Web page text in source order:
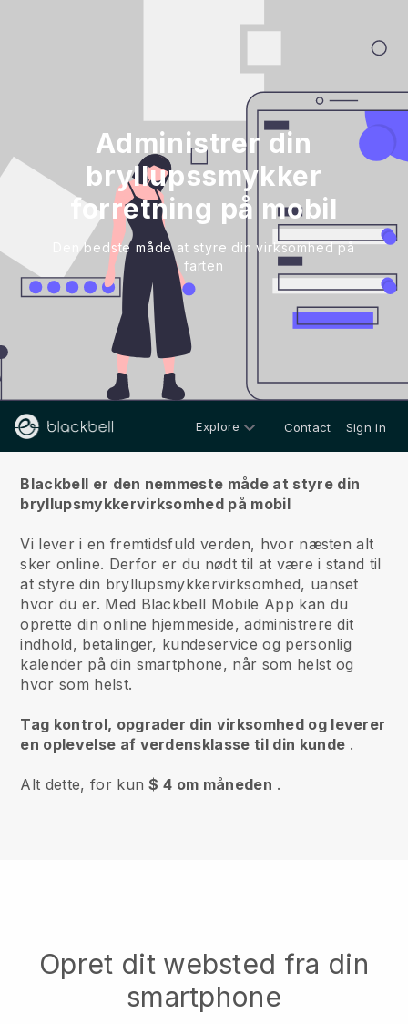
Administrer din
bryllupssmykker
forretning på mobil
Den bedste måde at styre din virksomhed på
farten
Explore Contact Sign in
Blackbell er den nemmeste måde at styre din
bryllupsmykkervirksomhed på mobil
Vi lever i en fremtidsfuld verden, hvor næsten alt
sker online. Derfor er du nødt til at være i stand til
at styre din bryllupsmykkervirksomhed, uanset
hvor du er. Med Blackbell Mobile App kan du
oprette din online hjemmeside, administrere dit
indhold, betalinger, kundeservice og personlig
kalender på din smartphone, når som helst og
hvor som helst.
Tag kontrol, opgrader din virksomhed og leverer
en oplevelse af verdensklasse til din kunde .
Alt dette, for kun$ 4 om måneden .
Opret dit websted fra din
smartphone